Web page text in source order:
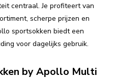
centraal. Je profiteert van
scherpe prijzen en
sportsokken biedt een
voor dagelijks gebruik.
by Apollo Multi